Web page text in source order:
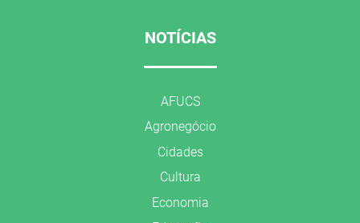
NOTÍCIAS
AFUCS
Agronegócio
Cidades
Cultura
Economia